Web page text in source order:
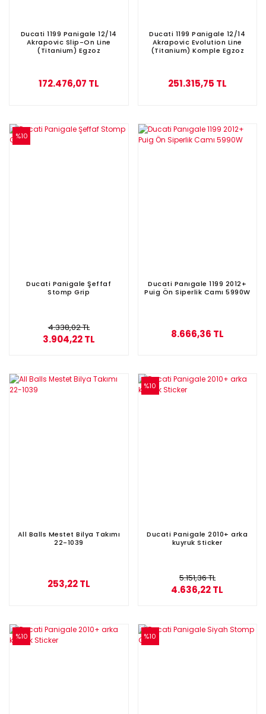
Ducati 1199 Panigale 12/14
Akrapovic Slip-On Line
(Titanium) Egzoz
172.476,07 TL
Ducati 1199 Panigale 12/14
Akrapovic Evolution Line
(Titanium) Komple Egzoz
251.315,75 TL
%10
Ducati Panigale Şeffaf
Stomp Grip
4.338,02 TL
3.904,22 TL
Ducati Panıgale 1199 2012+
Puig Ön Siperlik Camı 5990W
8.666,36 TL
All Balls Mestet Bilya Takımı
22-1039
253,22 TL
%10
Ducati Panigale 2010+ arka
kuyruk Sticker
5.151,36 TL
4.636,22 TL
%10 %10